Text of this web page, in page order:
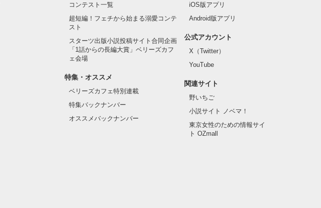
コンテスト一覧
超短編！フェチから始まる溺愛コンテ
スト
スターツ出版小説投稿サイト合同企画
「1話からの長編大賞」ベリーズカフ
ェ会場
特集・オススメ
ベリーズカフェ特別連載
特集バックナンバー
オススメバックナンバー
iOS版アプリ
Android版アプリ
公式アカウント
X（Twitter）
YouTube
関連サイト
野いちご
小説サイト ノベマ！
東京女性のための情報サイ
ト OZmall